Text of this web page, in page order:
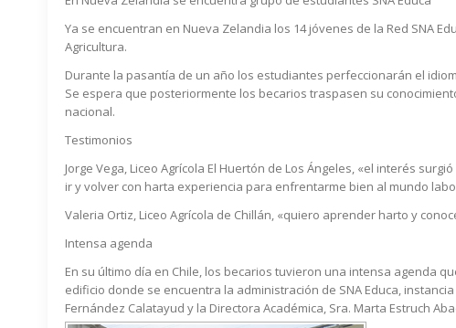
Ya se encuentran en Nueva Zelandia los 14 jóvenes de la Red SNA
Agricultura.
Durante la pasantía de un año los estudiantes perfeccionarán el
Se espera que posteriormente los becarios traspasen su
nacional.
Testimonios
Jorge Vega, Liceo Agrícola El Huertón de Los Ángeles, «el interés
ir y volver con harta experiencia para enfrentarme bien al mundo
Valeria Ortiz, Liceo Agrícola de Chillán, «quiero aprender harto y
Intensa agenda
En su último día en Chile, los becarios tuvieron una intensa agenda
edificio donde se encuentra la administración de SNA Educa,
Fernández Calatayud y la Directora Académica, Sra. Marta Estruch